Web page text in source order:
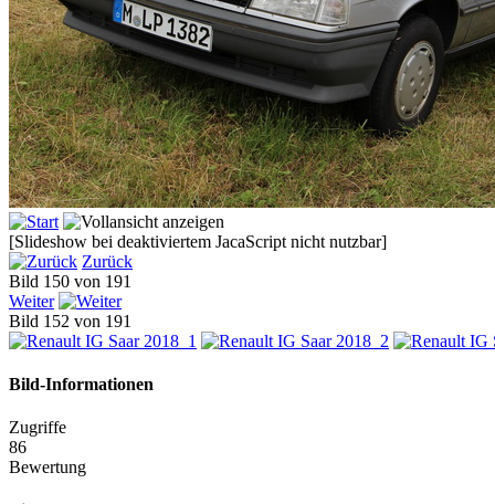
[Slideshow bei deaktiviertem JacaScript nicht nutzbar]
Zurück
Bild 150 von 191
Weiter
Bild 152 von 191
Bild-Informationen
Zugriffe
86
Bewertung